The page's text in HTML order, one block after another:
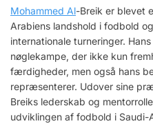
Mohammed Al-Breik er blevet
Arabiens landshold i fodbold
internationale turneringer.
nøglekampe, der ikke kun
færdigheder, men også hans
repræsenterer. Udover sine
Breiks lederskab og
udviklingen af fodbold i Saudi-